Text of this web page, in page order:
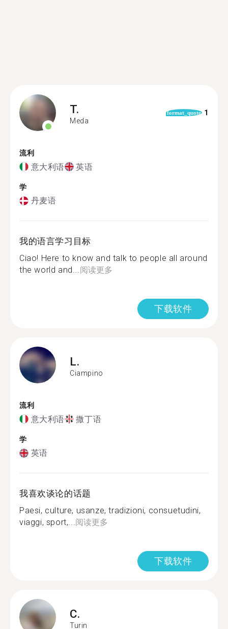
T.
Meda
format_quote 1
流利
意大利语 英语
学
丹麦语
我的语言学习目标
Ciao! Here to know and talk to people all around
the world and...阅读更多
下载软件
L.
Ciampino
流利
意大利语 撒丁语
学
英语
我喜欢谈论的话题
Paesi, culture, usanze, tradizioni, consuetudini,
viaggi, sport,...阅读更多
下载软件
C.
Turin